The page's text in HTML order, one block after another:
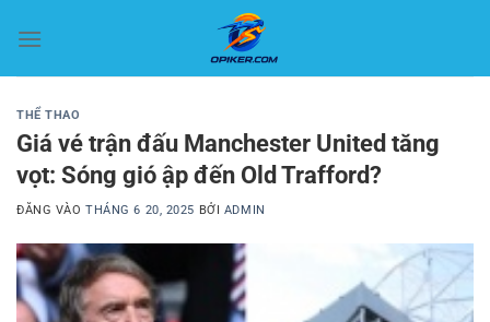
qua
THỂ THAO
Giá vé trận đấu Manchester United tăng
vọt: Sóng gió ập đến Old Trafford?
ĐĂNG VÀOTHÁNG 6 20, 2025 BỞI ADMIN